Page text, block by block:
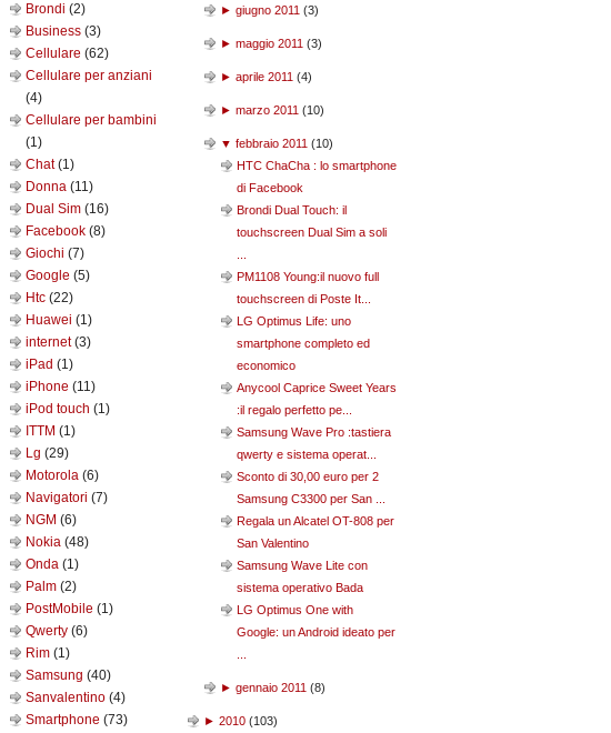
Brondi (2)
Business (3)
Cellulare (62)
Cellulare per anziani
(4)
Cellulare per bambini
(1)
Chat(1)
Donna (11)
Dual Sim (16)
Facebook (8)
Giochi (7)
Google (5)
Htc (22)
Huawei (1)
internet(3)
iPad (1)
iPhone (11)
iPod touch (1)
ITTM (1)
Lg (29)
Motorola (6)
Navigatori (7)
NGM (6)
Nokia (48)
Onda (1)
Palm (2)
PostMobile (1)
Qwerty (6)
Rim (1)
Samsung (40)
Sanvalentino (4)
Smartphone (73)
► giugno 2011 (3)
► maggio 2011 (3)
► aprile 2011 (4)
► marzo 2011 (10)
▼ febbraio 2011 (10)
HTC ChaCha : lo smartphone
di Facebook
Brondi Dual Touch: il
touchscreen Dual Sim a soli
PM1108 Young:il nuovo full
touchscreen di Poste It...
LG Optimus Life: uno
smartphone completo ed
economico
Anycool Caprice Sweet Years
:il regalo perfetto pe...
Samsung Wave Pro :tastiera
qwerty e sistema operat...
Sconto di 30,00 euro per 2
Samsung C3300 per San ...
Regala un Alcatel OT-808 per
San Valentino
Samsung Wave Lite con
sistema operativo Bada
LG Optimus One with
Google: un Android ideato per
► gennaio 2011 (8)
► 2010 (103)